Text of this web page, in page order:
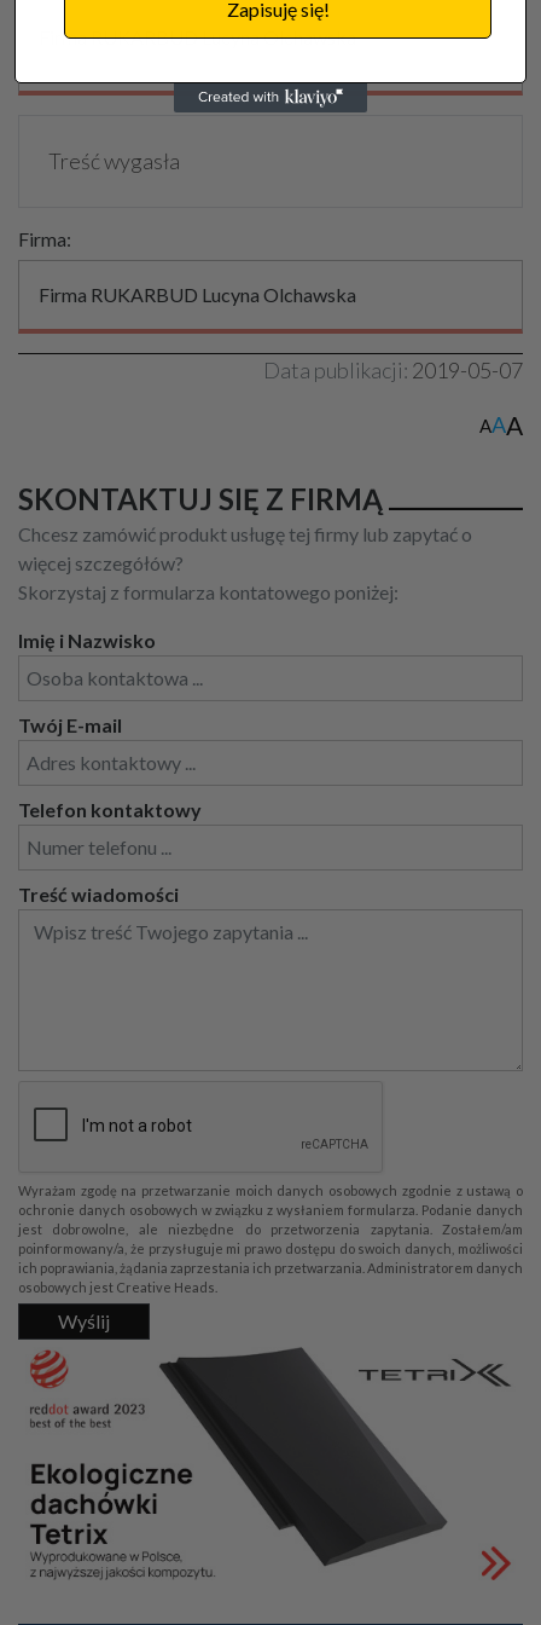
Firma RUKARBUD Lucyna Olchawska
Treść wygasła
Firma:
Firma RUKARBUD Lucyna Olchawska
Data publikacji: 2019-05-07
AAA
SKONTAKTUJ SIĘ Z FIRMĄ
Chcesz zamówić produkt usługę tej firmy lub zapytać o
więcej szczegółów?
Skorzystaj z formularza kontatowego poniżej:
Imię i Nazwisko
Twój E-mail
Telefon kontaktowy
Treść wiadomości
Wyrażam zgodę na przetwarzanie moich danych osobowych zgodnie z ustawą o
ochronie danych osobowych w związku z wysłaniem formularza. Podanie danych
jest dobrowolne, ale niezbędne do przetworzenia zapytania. Zostałem/am
poinformowany/a, że przysługuje mi prawo dostępu do swoich danych, możliwości
ich poprawiania, żądania zaprzestania ich przetwarzania. Administratorem danych
osobowych jest Creative Heads.
Wyślij
Zapisuję się!